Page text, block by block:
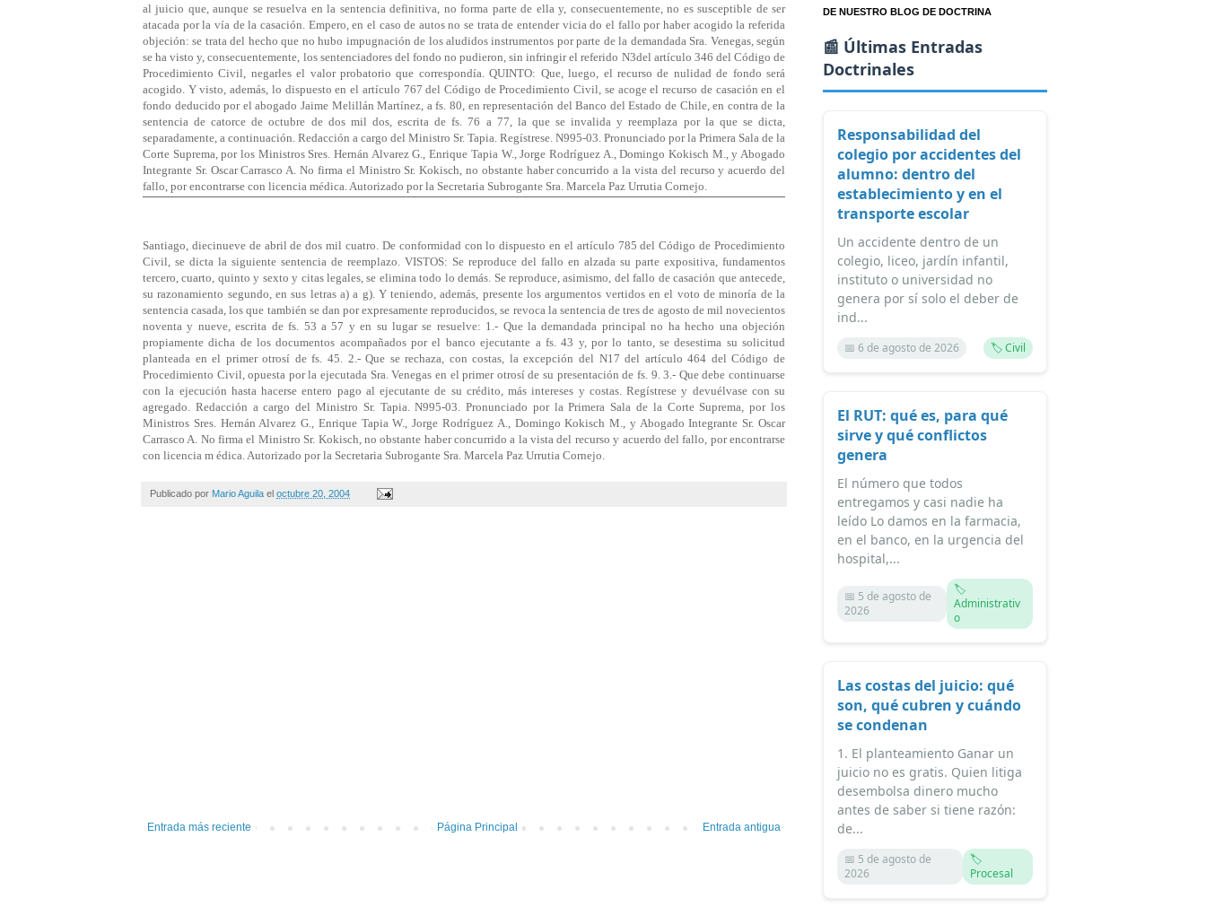
al juicio que, aunque se resuelva en la sentencia definitiva, no forma parte de ella y, consecuentemente, no es susceptible de ser
atacada por la vía de la casación. Empero, en el caso de autos no se trata de entender vicia do el fallo por haber acogido la referida
objeción: se trata del hecho que no hubo impugnación de los aludidos instrumentos por parte de la demandada Sra. Venegas, según
se ha visto y, consecuentemente, los sentenciadores del fondo no pudieron, sin infringir el referido N3del artículo 346 del Código de
Procedimiento Civil, negarles el valor probatorio que correspondía. QUINTO: Que, luego, el recurso de nulidad de fondo será
acogido. Y visto, además, lo dispuesto en el artículo 767 del Código de Procedimiento Civil, se acoge el recurso de casación en el
fondo deducido por el abogado Jaime Melillán Martínez, a fs. 80, en representación del Banco del Estado de Chile, en contra de la
sentencia de catorce de octubre de dos mil dos, escrita de fs. 76 a 77, la que se invalida y reemplaza por la que se dicta,
separadamente, a continuación. Redacción a cargo del Ministro Sr. Tapia. Regístrese. N995-03. Pronunciado por la Primera Sala de la
Corte Suprema, por los Ministros Sres. Hernán Alvarez G., Enrique Tapia W., Jorge Rodríguez A., Domingo Kokisch M., y Abogado
Integrante Sr. Oscar Carrasco A. No firma el Ministro Sr. Kokisch, no obstante haber concurrido a la vista del recurso y acuerdo del
fallo, por encontrarse con licencia médica. Autorizado por la Secretaria Subrogante Sra. Marcela Paz Urrutia Cornejo.
Santiago, diecinueve de abril de dos mil cuatro. De conformidad con lo dispuesto en el artículo 785 del Código de Procedimiento
Civil, se dicta la siguiente sentencia de reemplazo. VISTOS: Se reproduce del fallo en alzada su parte expositiva, fundamentos
tercero, cuarto, quinto y sexto y citas legales, se elimina todo lo demás. Se reproduce, asimismo, del fallo de casación que antecede,
su razonamiento segundo, en sus letras a) a g). Y teniendo, además, presente los argumentos vertidos en el voto de minoría de la
sentencia casada, los que también se dan por expresamente reproducidos, se revoca la sentencia de tres de agosto de mil novecientos
noventa y nueve, escrita de fs. 53 a 57 y en su lugar se resuelve: 1.- Que la demandada principal no ha hecho una objeción
propiamente dicha de los documentos acompañados por el banco ejecutante a fs. 43 y, por lo tanto, se desestima su solicitud
planteada en el primer otrosí de fs. 45. 2.- Que se rechaza, con costas, la excepción del N17 del artículo 464 del Código de
Procedimiento Civil, opuesta por la ejecutada Sra. Venegas en el primer otrosí de su presentación de fs. 9. 3.- Que debe continuarse
con la ejecución hasta hacerse entero pago al ejecutante de su crédito, más intereses y costas. Regístrese y devuélvase con su
agregado. Redacción a cargo del Ministro Sr. Tapia. N995-03. Pronunciado por la Primera Sala de la Corte Suprema, por los
Ministros Sres. Hernán Alvarez G., Enrique Tapia W., Jorge Rodríguez A., Domingo Kokisch M., y Abogado Integrante Sr. Oscar
Carrasco A. No firma el Ministro Sr. Kokisch, no obstante haber concurrido a la vista del recurso y acuerdo del fallo, por encontrarse
con licencia m édica. Autorizado por la Secretaria Subrogante Sra. Marcela Paz Urrutia Cornejo.
Publicado por Mario Aguila el octubre 20, 2004
Entrada más reciente Entrada antigua
Página Principal
DE NUESTRO BLOG DE DOCTRINA
📰 Últimas Entradas
Doctrinales
Responsabilidad del
colegio por accidentes del
alumno: dentro del
establecimiento y en el
transporte escolar
Un accidente dentro de un
colegio, liceo, jardín infantil,
instituto o universidad no
genera por sí solo el deber de
ind...
📅 6 de agosto de 2026 🏷️ Civil
El RUT: qué es, para qué
sirve y qué conflictos
genera
El número que todos
entregamos y casi nadie ha
leído Lo damos en la farmacia,
en el banco, en la urgencia del
hospital,...
📅 5 de agosto de
2026
🏷️
Administrativ
o
Las costas del juicio: qué
son, qué cubren y cuándo
se condenan
1. El planteamiento Ganar un
juicio no es gratis. Quien litiga
desembolsa dinero mucho
antes de saber si tiene razón:
de...
📅 5 de agosto de
2026
🏷️
Procesal